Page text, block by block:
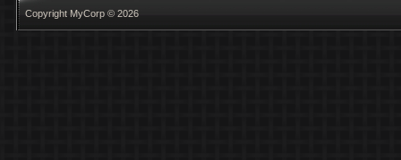
Copyright MyCorp © 2026